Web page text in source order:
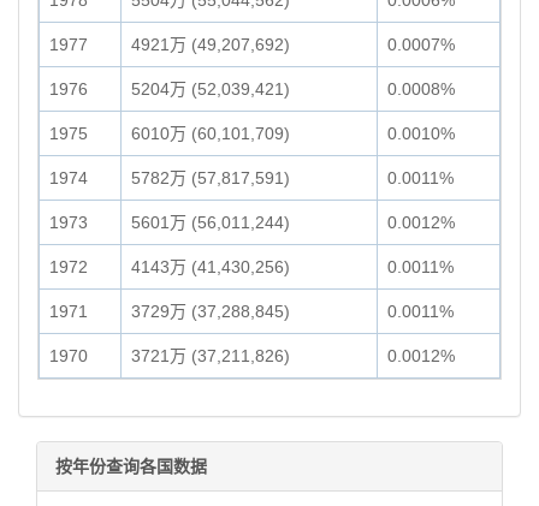
1977 4921万 (49,207,692) 0.0007%
1976 5204万 (52,039,421) 0.0008%
1975 6010万 (60,101,709) 0.0010%
1974 5782万 (57,817,591) 0.0011%
1973 5601万 (56,011,244) 0.0012%
1972 4143万 (41,430,256) 0.0011%
1971 3729万 (37,288,845) 0.0011%
1970 3721万 (37,211,826) 0.0012%
按年份查询各国数据